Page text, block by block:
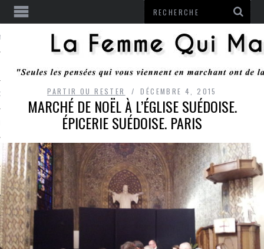
RESTERPARTIR OU RESTER DÉCEMBRE 4, 2015
MARCHÉ DE NOËL À L’ÉGLISE SUÉDOISE.
ÉPICERIE SUÉDOISE. PARIS